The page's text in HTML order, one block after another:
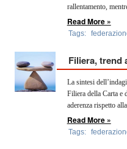
rallentamento,
Read More »
Tags:
Filiera, trend
La sintesi
Filiera della Carta e
aderenza rispetto
Read More »
Tags: